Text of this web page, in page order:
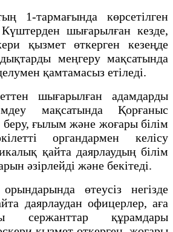
тармағында көрсетілген
шығарылған кезде,
қызмет өткерген кезеңде
меңгеру мақсатында
қамтамасыз етіледі.
шығарылған адамдарды
мақсатында Қорғаныс
беру, ғылым және жоғары білім
органдармен келісу
қайта даярлаудың білім
әзірлейді және бекітеді.
өтеусіз негізде
даярлаудан офицерлер, аға
сержанттар құрамдары